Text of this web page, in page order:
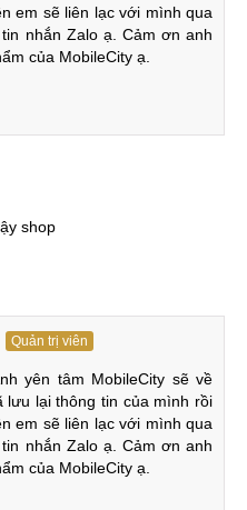
5
REDMI Turbo 5, ngay bây
đại với kiểu dáng góc cạnh.
cầm. Mặt sau được thiết kế
nhỏ gọn, không gây cảm
điện thoại khác trên thị
vức, gọn nhẹ
5 là khả năng chống
có thể hoạt động ổn định
35°C và chịu được điều
em sẽ liên lạc với mình qua
nhắn Zalo ạ. Cảm ơn anh
của MobileCity ạ.
shop
Quản trị viên
yên tâm MobileCity sẽ về
lưu lại thông tin của mình rồi
em sẽ liên lạc với mình qua
nhắn Zalo ạ. Cảm ơn anh
của MobileCity ạ.